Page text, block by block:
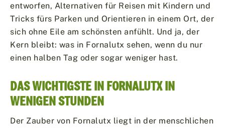
entworfen, Alternativen für Reisen mit Kindern und
Tricks fürs Parken und Orientieren in einem Ort, der
sich ohne Eile am schönsten anfühlt. Und ja, der
Kern bleibt: was in Fornalutx sehen, wenn du nur
einen halben Tag oder sogar weniger hast.
DAS WICHTIGSTE IN FORNALUTX IN
WENIGEN STUNDEN
Der Zauber von Fornalutx liegt in der menschlichen